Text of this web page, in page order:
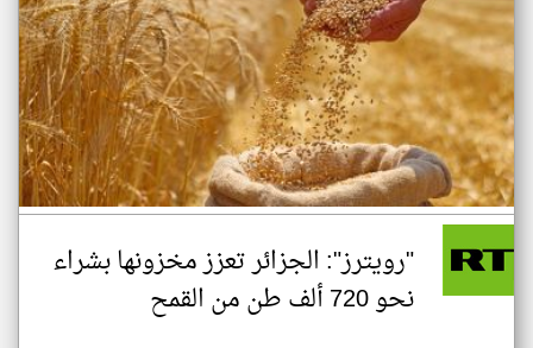
"رويترز": الجزائر تعزز مخزونها بشراء
نحو 720 ألف طن من القمح